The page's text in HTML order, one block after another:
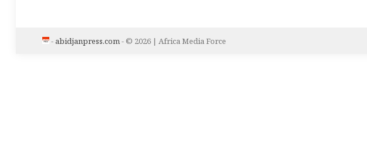
- abidjanpress.com- © 2026 | Africa Media Force